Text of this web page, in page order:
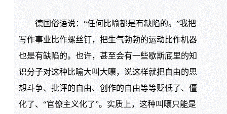
德国俗语说：“任何比喻都是有缺陷的。”我把
写作事业比作螺丝钉，把生气勃勃的运动比作机器
也是有缺陷的。也许，甚至会有一些歇斯底里的知
识分子对这种比喻大叫大嚷，说这样就把自由的思
想斗争、批评的自由、创作的自由等等贬低了、僵
化了、“官僚主义化了”。实质上，这种叫嚷只能是